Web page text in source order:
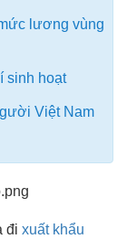
lương vùng
sinh hoạt
Việt Nam
đi xuất khẩu